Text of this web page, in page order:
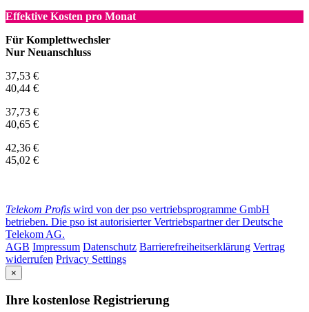
Effektive Kosten pro Monat
Für Komplettwechsler
Nur Neuanschluss
37,53 €
40,44 €
37,73 €
40,65 €
42,36 €
45,02 €
Telekom Profis wird von der pso vertriebsprogramme GmbH
betrieben. Die pso ist autorisierter Vertriebspartner der Deutsche
Telekom AG.
AGB Impressum Datenschutz Barrierefreiheitserklärung Vertrag
widerrufen Privacy Settings
×
Ihre kostenlose Registrierung